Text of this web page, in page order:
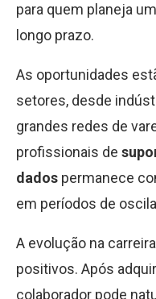
para quem planeja um
longo prazo.
As oportunidades
setores, desde
grandes redes de
profissionais de
dados permanece
em períodos de
A evolução na
positivos. Após
colaborador pode